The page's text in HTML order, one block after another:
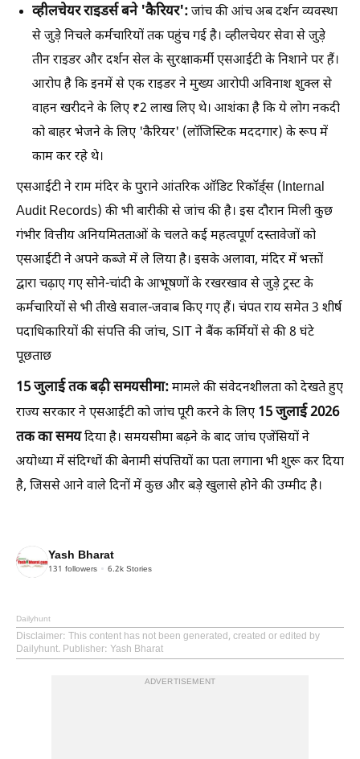
व्हीलचेयर राइडर्स बने 'कैरियर':जांच की आंच अब दर्शन व्यवस्था
से जुड़े निचले कर्मचारियों तक पहुंच गई है। व्हीलचेयर सेवा से जुड़े
तीन राइडर और दर्शन सेल के सुरक्षाकर्मी एसआईटी के निशाने पर हैं।
आरोप है कि इनमें से एक राइडर ने मुख्य आरोपी अविनाश शुक्ल से
वाहन खरीदने के लिए ₹2 लाख लिए थे। आशंका है कि ये लोग नकदी
को बाहर भेजने के लिए 'कैरियर' (लॉजिस्टिक मददगार) के रूप में
काम कर रहे थे।
एसआईटी ने राम मंदिर के पुराने आंतरिक ऑडिट रिकॉर्ड्स (Internal
Audit Records) की भी बारीकी से जांच की है। इस दौरान मिली कुछ
गंभीर वित्तीय अनियमितताओं के चलते कई महत्वपूर्ण दस्तावेजों को
एसआईटी ने अपने कब्जे में ले लिया है। इसके अलावा, मंदिर में भक्तों
द्वारा चढ़ाए गए सोने-चांदी के आभूषणों के रखरखाव से जुड़े ट्रस्ट के
कर्मचारियों से भी तीखे सवाल-जवाब किए गए हैं। चंपत राय समेत 3 शीर्ष
पदाधिकारियों की संपत्ति की जांच, SIT ने बैंक कर्मियों से की 8 घंटे
पूछताछ
15 जुलाई तक बढ़ी समयसीमा:मामले की संवेदनशीलता को देखते हुए
राज्य सरकार ने एसआईटी को जांच पूरी करने के लिए 15 जुलाई 2026
तक का समयदिया है। समयसीमा बढ़ने के बाद जांच एजेंसियों ने
अयोध्या में संदिग्धों की बेनामी संपत्तियों का पता लगाना भी शुरू कर दिया
है, जिससे आने वाले दिनों में कुछ और बड़े खुलासे होने की उम्मीद है।
Yash Bharat
131 followers 6.2k Stories
Dailyhunt
Disclaimer: This content has not been generated, created or edited by
Dailyhunt. Publisher: Yash Bharat
ADVERTISEMENT